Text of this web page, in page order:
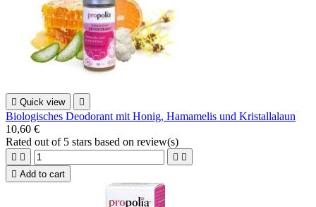
 Quick view 
Biologisches Deodorant mit Honig, Hamamelis und Kristallalaun
10,60 €
Rated out of 5 stars based on review(s)
   
 Add to cart